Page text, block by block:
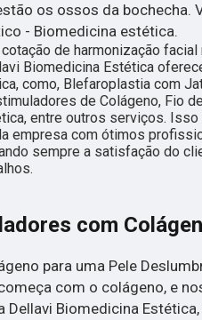
os ossos da bochecha.
- Biomedicina estética.
de harmonização facial
Biomedicina Estética
como, Blefaroplastia com
de Colágeno, Fio
entre outros serviços.
empresa com ótimos
sempre a satisfação do
com
para uma Pele
com o colágeno, e
Dellavi Biomedicina